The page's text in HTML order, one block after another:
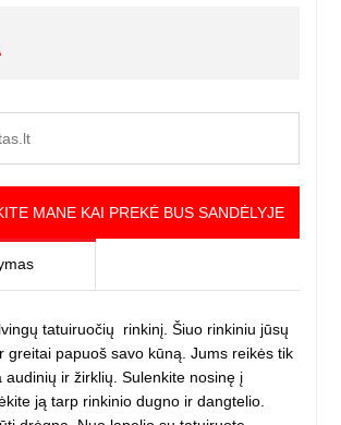
MANE KAI PREKĖ BUS SANDĖLYJE
tatuiruočių rinkinį. Šiuo rinkiniu jūsų
greitai papuoš savo kūną. Jums reikės tik
audinių ir žirklių. Sulenkite nosinę į
ją tarp rinkinio dugno ir dangtelio.